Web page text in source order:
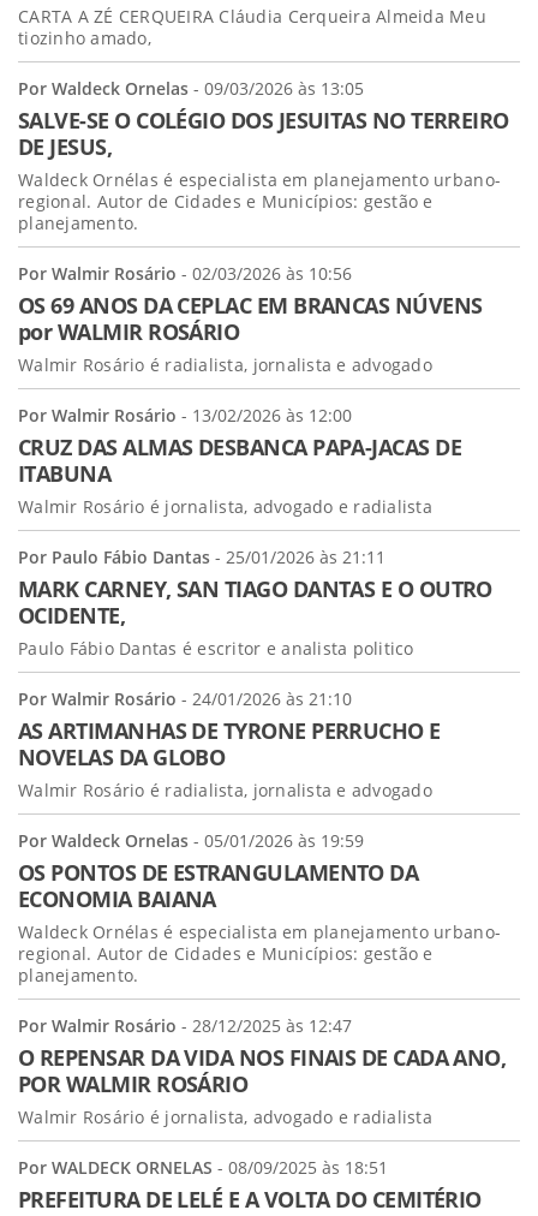
CARTA A ZÉ CERQUEIRA Cláudia Cerqueira Almeida Meu
tiozinho amado,
Por Waldeck Ornelas - 09/03/2026 às 13:05
SALVE-SE O COLÉGIO DOS JESUITAS NO TERREIRO
DE JESUS,
Waldeck Ornélas é especialista em planejamento urbano-
regional. Autor de Cidades e Municípios: gestão e
planejamento.
Por Walmir Rosário - 02/03/2026 às 10:56
OS 69 ANOS DA CEPLAC EM BRANCAS NÚVENS
por WALMIR ROSÁRIO
Walmir Rosário é radialista, jornalista e advogado
Por Walmir Rosário - 13/02/2026 às 12:00
CRUZ DAS ALMAS DESBANCA PAPA-JACAS DE
ITABUNA
Walmir Rosário é jornalista, advogado e radialista
Por Paulo Fábio Dantas - 25/01/2026 às 21:11
MARK CARNEY, SAN TIAGO DANTAS E O OUTRO
OCIDENTE,
Paulo Fábio Dantas é escritor e analista politico
Por Walmir Rosário - 24/01/2026 às 21:10
AS ARTIMANHAS DE TYRONE PERRUCHO E
NOVELAS DA GLOBO
Walmir Rosário é radialista, jornalista e advogado
Por Waldeck Ornelas - 05/01/2026 às 19:59
OS PONTOS DE ESTRANGULAMENTO DA
ECONOMIA BAIANA
Waldeck Ornélas é especialista em planejamento urbano-
regional. Autor de Cidades e Municípios: gestão e
planejamento.
Por Walmir Rosário - 28/12/2025 às 12:47
O REPENSAR DA VIDA NOS FINAIS DE CADA ANO,
POR WALMIR ROSÁRIO
Walmir Rosário é jornalista, advogado e radialista
Por WALDECK ORNELAS - 08/09/2025 às 18:51
PREFEITURA DE LELÉ E A VOLTA DO CEMITÉRIO